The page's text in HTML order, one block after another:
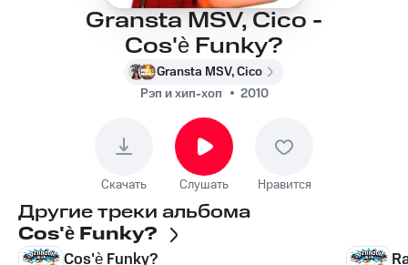
Gransta MSV, Cico -
Cos'è Funky?
Gransta MSV, Cico
Рэп и хип-хоп
2010
Скачать Слушать Нравится
Другие треки альбома
Cos'è Funky?
Cos'è Funky?